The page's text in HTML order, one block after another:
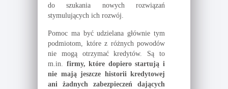
do szukania nowych rozwiązań
stymulujących ich rozwój.
Pomoc ma być udzielana głównie tym
podmiotom, które z różnych powodów
nie mogą otrzymać kredytów. Są to
m.in. firmy, które dopiero startują i
nie mają jeszcze historii kredytowej
ani żadnych zabezpieczeń dających